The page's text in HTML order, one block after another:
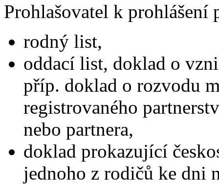
Prohlašovatel k prohlášení
rodný list,
oddací list, doklad o
příp. doklad o rozvodu
registrovaného
nebo partnera,
doklad prokazující
jednoho z rodičů ke dni